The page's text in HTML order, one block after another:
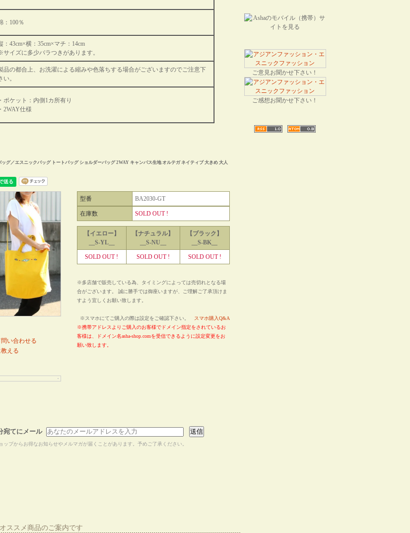
：100％
：43cm×横：35cm×マチ：14cm
サイズに多少バラつきがあります。
品の都合上、お洗濯による縮みや色落ちする場合がございますのでご注意下
い。
・ポケット：内側1カ所有り
・2WAY仕様
グ／エスニックバッグ トートバッグ ショルダーバッグ 2WAY キャンパス生地 オルテガ ネイティブ 大きめ 大人
い合わせる
える
型番 BA2030-GT
在庫数 SOLD OUT !
【イエロー】
__S-YL__
【ナチュラル】
__S-NU__
【ブラック】
__S-BK__
SOLD OUT ! SOLD OUT ! SOLD OUT !
※多店舗で販売している為、タイミングによっては売切れとなる場
合がございます。 誠に勝手では御座いますが、ご理解ご了承頂けま
すよう宜しくお願い致します。
※スマホにてご購入の際は設定をご確認下さい。
スマホ購入Q&A
※携帯アドレスよりご購入のお客様でドメイン指定をされているお
客様は、ドメイン名asha-shop.comを受信できるように設定変更をお
願い致します。
宛てにメール
ップからお得なお知らせやメルマガが届くことがあります。予めご了承ください。
ススメ商品のご案内です
ご意見お聞かせ下さい！
ご感想お聞かせ下さい！